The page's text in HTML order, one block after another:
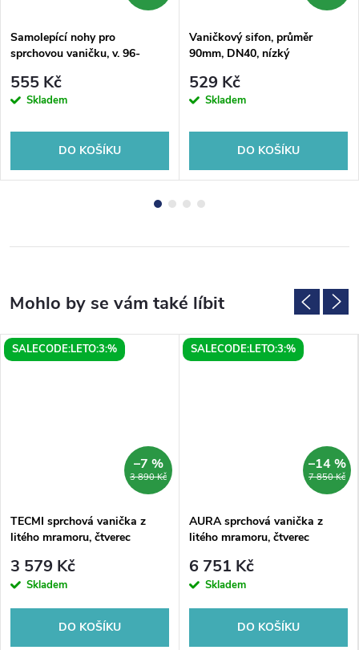
Samolepící nohy pro
sprchovou vaničku, v. 96-
555 Kč
Skladem
DO KOŠÍKU
Vaničkový sifon, průměr
90mm, DN40, nízký
529 Kč
Skladem
DO KOŠÍKU
SALECODE:LETO:3:%
3 890 Kč
–7 %
TECMI sprchová vanička z
litého mramoru, čtverec
3 579 Kč
Skladem
DO KOŠÍKU
SALECODE:LETO:3:%
7 850 Kč
–14 %
AURA sprchová vanička z
litého mramoru, čtverec
6 751 Kč
Skladem
DO KOŠÍKU